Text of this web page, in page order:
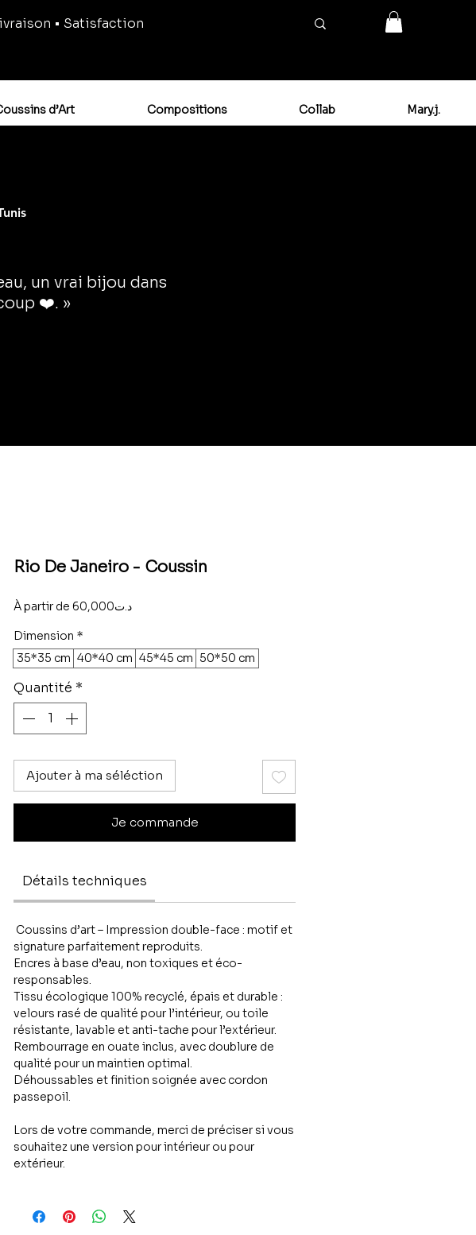
• Satisfaction
d’Art Compositions Collab Mary.j.
un vrai bijou dans
❤️. »
Rio De Janeiro - Coussin
À partir de 60,000د.تPrix
Dimension *
35*35 cm 40*40 cm 45*45 cm 50*50 cm
Quantité *
Ajouter à ma séléction
Je commande
Détails techniques
Coussins d’art – Impression double-face : motif et
signature parfaitement reproduits.
Encres à base d’eau, non toxiques et éco-
responsables.
Tissu écologique 100% recyclé, épais et durable :
velours rasé de qualité pour l’intérieur, ou toile
résistante, lavable et anti-tache pour l’extérieur.
Rembourrage en ouate inclus, avec doublure de
qualité pour un maintien optimal.
Déhoussables et finition soignée avec cordon
passepoil.
Lors de votre commande, merci de préciser si vous
souhaitez une version pour intérieur ou pour
extérieur.